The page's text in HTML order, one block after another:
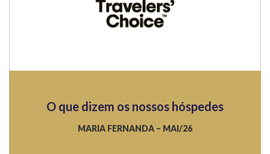
O que dizem os nossos hóspedes
MARIA FERNANDA – MAI/26